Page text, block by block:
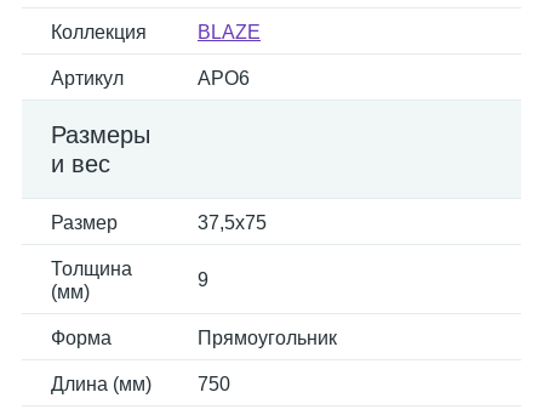
Коллекция BLAZE
Артикул APO6
Размеры
и вес
Размер 37,5x75
Толщина
(мм)
9
Форма Прямоугольник
Длина (мм) 750